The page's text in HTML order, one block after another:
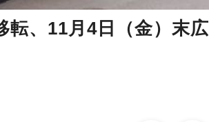
転、11月4日（金）末広